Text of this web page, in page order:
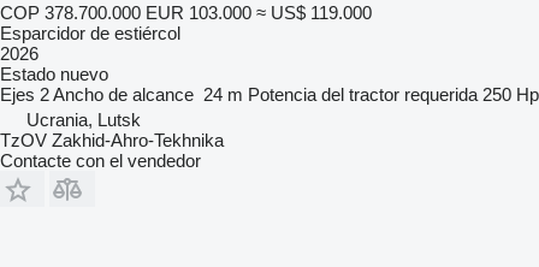
COP 378.700.000 EUR 103.000 ≈ US$ 119.000
Esparcidor de estiércol
2026
Estado nuevo
Ejes 2Ancho de alcance 24 m Potencia del tractor requerida 250 Hp
Ucrania, Lutsk
TzOV Zakhid-Ahro-Tekhnika
Contacte con el vendedor